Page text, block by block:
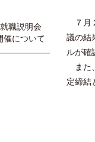
７
議の結
ルが確
また
定締結
職説明会
催について